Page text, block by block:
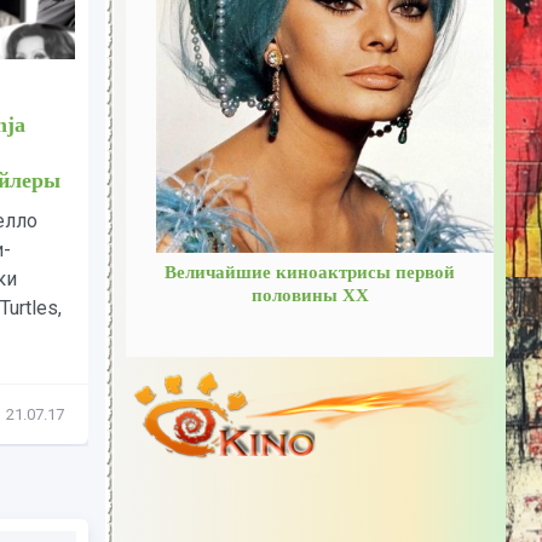
в
(в
29.07.17
Черепашки-ниндзя!
(англ.Teenage Mutant Ninja
Turtles) - команда из 4х
черепах-мутантов. - Трейлеры
Леонардо Рафаэль Донателло
Микеланджело Подростки-
мутанты-ниндзя-черепашки
(англ. Teenage Mutant Ninja Turtles,
Трейлеры 21.07.17
Величайшие киноактрисы первой
половины ХХ